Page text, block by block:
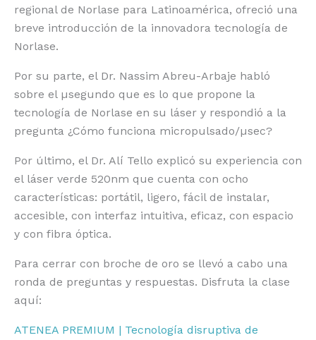
regional de Norlase para Latinoamérica, ofreció una
breve introducción de la innovadora tecnología de
Norlase.
Por su parte, el Dr. Nassim Abreu-Arbaje habló
sobre el µsegundo que es lo que propone la
tecnología de Norlase en su láser y respondió a la
pregunta ¿Cómo funciona micropulsado/µsec?
Por último, el Dr. Alí Tello explicó su experiencia con
el láser verde 520nm que cuenta con ocho
características: portátil, ligero, fácil de instalar,
accesible, con interfaz intuitiva, eficaz, con espacio
y con fibra óptica.
Para cerrar con broche de oro se llevó a cabo una
ronda de preguntas y respuestas. Disfruta la clase
aquí:
ATENEA PREMIUM | Tecnología disruptiva de